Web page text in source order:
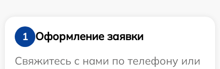
1
Оформление заявки
Свяжитесь с нами по телефону или